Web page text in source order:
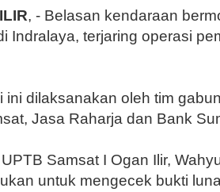
, - Belasan kendaraan
Indralaya, terjaring operasi
ini dilaksanakan oleh tim
Jasa Raharja dan Bank
Samsat I Ogan Ilir,
untuk mengecek bukti